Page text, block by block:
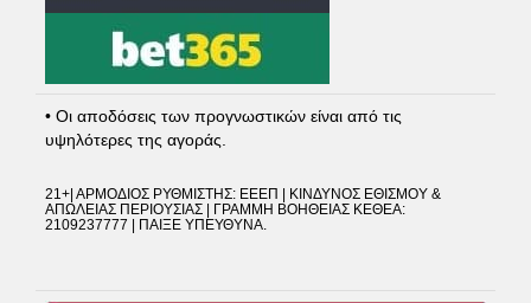
• Οι αποδόσεις των προγνωστικών είναι από τις
υψηλότερες της αγοράς.
21+| ΑΡΜΟΔΙΟΣ ΡΥΘΜΙΣΤΗΣ: ΕΕΕΠ | ΚΙΝΔΥΝΟΣ ΕΘΙΣΜΟΥ &
ΑΠΩΛΕΙΑΣ ΠΕΡΙΟΥΣΙΑΣ | ΓΡΑΜΜΗ ΒΟΗΘΕΙΑΣ ΚΕΘΕΑ:
2109237777 | ΠΑΙΞΕ ΥΠΕΥΘΥΝΑ.